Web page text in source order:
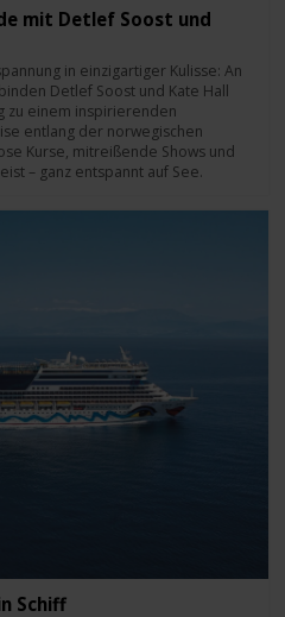
mit Detlef Soost und
in einzigartiger Kulisse: An
Detlef Soost und Kate Hall
zu einem inspirierenden
entlang der norwegischen
Kurse, mitreißende Shows und
– ganz entspannt auf See.
Schiff